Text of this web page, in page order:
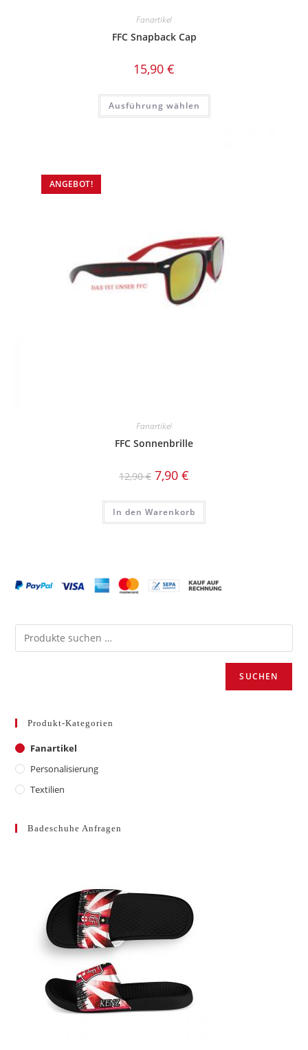
Fanartikel
FFC Snapback Cap
15,90 €
Ausführung wählen
Dieses
weist
ANGEBOT!
Fanartikel
FFC Sonnenbrille
12,90€ Ursprünglicher
Preis
12,90 €
7,90 €
7,90 €.
In den Warenkorb
SUCHEN
Produkt-Kategorien
Fanartikel
Personalisierung
Textilien
Badeschuhe Anfragen